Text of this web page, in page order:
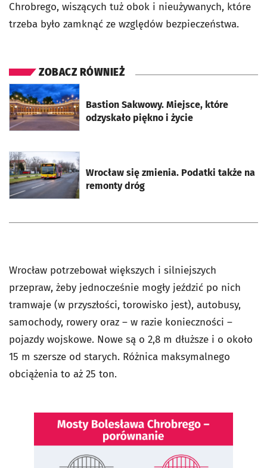
Chrobrego, wiszących tuż obok i nieużywanych, które
trzeba było zamknąć ze względów bezpieczeństwa.
ZOBACZ RÓWNIEŻ
Bastion Sakwowy. Miejsce, które
odzyskało piękno i życie
otworzy się w nowej karcie
Wrocław się zmienia. Podatki także na
remonty dróg
otworzy się w nowej karcie
Wrocław potrzebował większych i silniejszych
przepraw, żeby jednocześnie mogły jeździć po nich
tramwaje (w przyszłości, torowisko jest), autobusy,
samochody, rowery oraz – w razie konieczności –
pojazdy wojskowe. Nowe są o 2,8 m dłuższe i o około
15 m szersze od starych. Różnica maksymalnego
obciążenia to aż 25 ton.